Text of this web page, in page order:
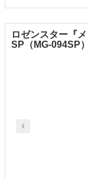
ロゼンスター『
SP（MG-094SP）